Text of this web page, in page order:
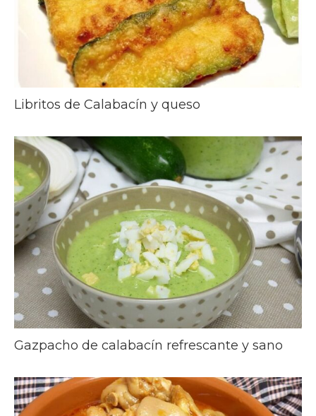
Libritos de Calabacín y queso
Gazpacho de calabacín refrescante y sano